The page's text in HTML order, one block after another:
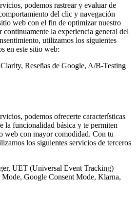
podemos rastrear y evaluar de
del clic y navegación
web con el fin de optimizar nuestro
la experiencia general del
utilizamos los siguientes
en este sitio web:
Reseñas de Google, A/B-Testing
podemos ofrecerte características
la funcionalidad básica y te permiten
web con mayor comodidad. Con tu
los siguientes servicios de terceros
UET (Universal Event Tracking)
Google Consent Mode, Klarna,